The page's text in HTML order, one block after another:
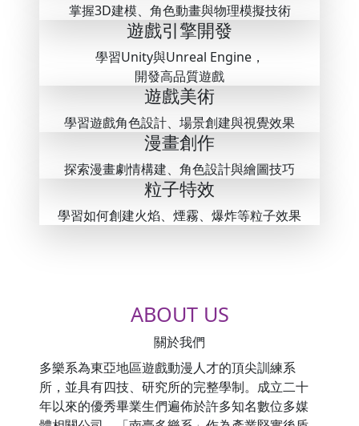
掌握3D建模、角色動畫與物理模擬技術
遊戲引擎開發
學習Unity與Unreal Engine，
開發高品質遊戲
遊戲美術
學習遊戲角色設計、場景創建與視覺效果
漫畫創作
探索漫畫劇情構建、角色設計與繪圖技巧
粒子特效
學習如何創建火焰、煙霧、爆炸等粒子效果
ABOUT US
關於我們
多樂系為東亞地區遊戲動漫人才的頂尖訓練系
所，並具有四技、研究所的完整學制。成立二十
年以來的優秀畢業生們遍佈於許多知名數位多媒